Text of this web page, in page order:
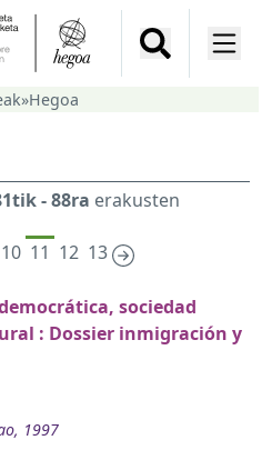
»Hegoa
- 88ra erakusten
10 11 12 13
sociedad
: Dossier inmigración y
1997